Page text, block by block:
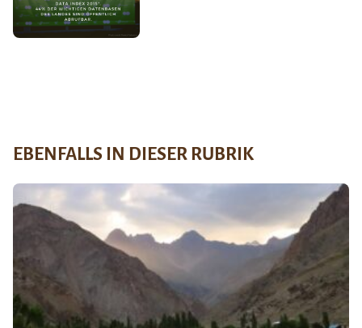
EBENFALLS IN DIESER RUBRIK